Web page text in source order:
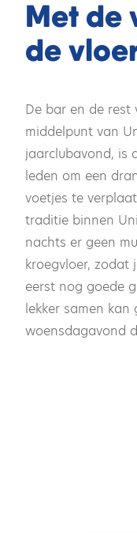
Met de
de
De bar en de rest
middelpunt van
jaarclubavond, is
leden om een
voetjes te
traditie binnen
nachts er geen
kroegvloer, zodat
eerst nog goede
lekker samen
woensdagavond